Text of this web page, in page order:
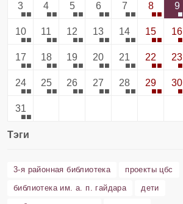
3 4 5 6 7 8 9
10 11 12 13 14 15 16
17 18 19 20 21 22 23
24 25 26 27 28 29 30
31
Тэги
3-я районная библиотека
проекты цбс
библиотека им. а. п. гайдара
дети